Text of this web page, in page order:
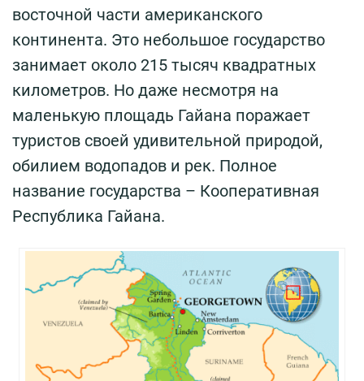
восточной части американского
континента. Это небольшое государство
занимает около 215 тысяч квадратных
километров. Но даже несмотря на
маленькую площадь Гайана поражает
туристов своей удивительной природой,
обилием водопадов и рек. Полное
название государства – Кооперативная
Республика Гайана.